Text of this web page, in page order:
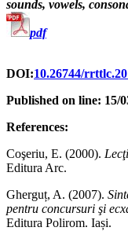
sounds, vowels,
pdf
DOI:10.26744/
Published on line: 15/
References:
Coşeriu, E. (2000).
Editura Arc.
Gherguț, A. (2007).
pentru concursuri şi
Editura Polirom. Iași.